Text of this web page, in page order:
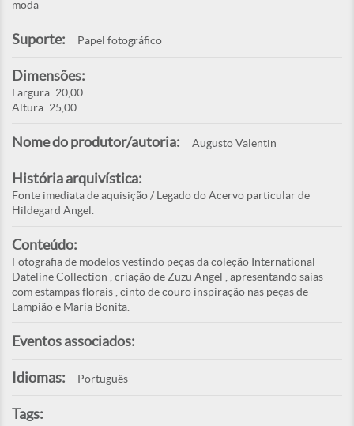
moda
Suporte: Papel fotográfico
Dimensões:
Largura: 20,00
Altura: 25,00
Nome do produtor/autoria: Augusto Valentin
História arquivística:
Fonte imediata de aquisição / Legado do Acervo particular de
Hildegard Angel.
Conteúdo:
Fotografia de modelos vestindo peças da coleção International
Dateline Collection , criação de Zuzu Angel , apresentando saias
com estampas florais , cinto de couro inspiração nas peças de
Lampião e Maria Bonita.
Eventos associados:
Idiomas: Português
Tags: